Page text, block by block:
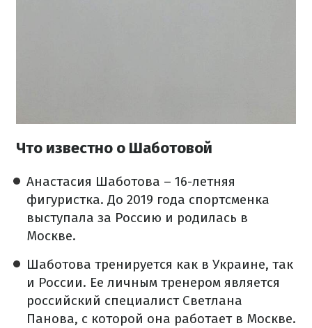
Что известно о Шаботовой
Анастасия Шаботова – 16-летняя
фигуристка. До 2019 года спортсменка
выступала за Россию и родилась в
Москве.
Шаботова тренируется как в Украине, так
и России. Ее личным тренером является
российский специалист Светлана
Панова, с которой она работает в Москве.